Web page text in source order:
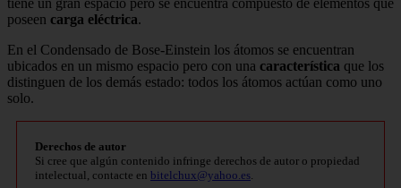
poseen carga eléctrica.
En el Condensado de Bose-Einstein los átomos se encuentran
ubicados en un mismo espacio pero con una característica que los
distinguen de los demás estado: todos los átomos actúan como uno
solo.
Derechos de autor
Si cree que algún contenido infringe derechos de autor o propiedad
intelectual, contacte en bitelchux@yahoo.es